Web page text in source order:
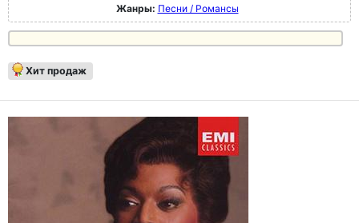
Жанры: Песни / Романсы
Хит продаж